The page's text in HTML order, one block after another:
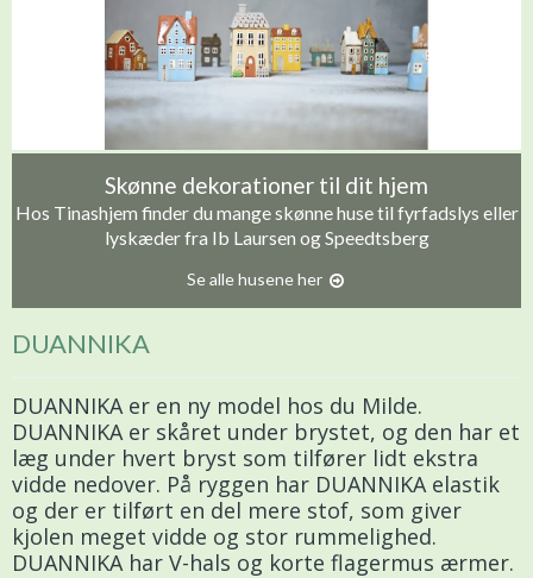
Skønne dekorationer til dit hjem
Hos Tinashjem finder du mange skønne huse til fyrfadslys eller
lyskæder fra Ib Laursen og Speedtsberg
Se alle husene her
DUANNIKA
DUANNIKA er en ny model hos du Milde.
DUANNIKA er skåret under brystet, og den har et
læg under hvert bryst som tilfører lidt ekstra
vidde nedover. På ryggen har DUANNIKA elastik
og der er tilført en del mere stof, som giver
kjolen meget vidde og stor rummelighed.
DUANNIKA har V-hals og korte flagermus ærmer.